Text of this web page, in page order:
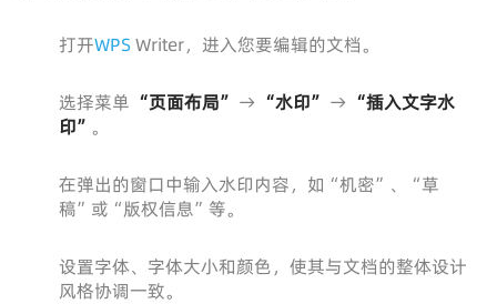
打开WPS Writer，进入您要编辑的文档。
选择菜单 “页面布局” → “水印” → “插入文字水
印” 。
在弹出的窗口中输入水印内容，如“机密”、“草
稿”或“版权信息”等。
设置字体、字体大小和颜色，使其与文档的整体设计
风格协调一致。